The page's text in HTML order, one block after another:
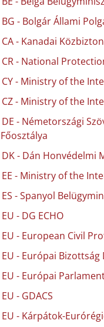
BG - Bolgár Állami
CA - Kanadai
CR - National
CY - Ministry of the
CZ - Ministry of the
DE - Németországi
Főosztálya
DK - Dán Honvédelmi
EE - Ministry of the
ES - Spanyol
EU - DG ECHO
EU - European Civil
EU - Európai Bizottság
EU - Európai
EU - GDACS
EU - Kárpátok-